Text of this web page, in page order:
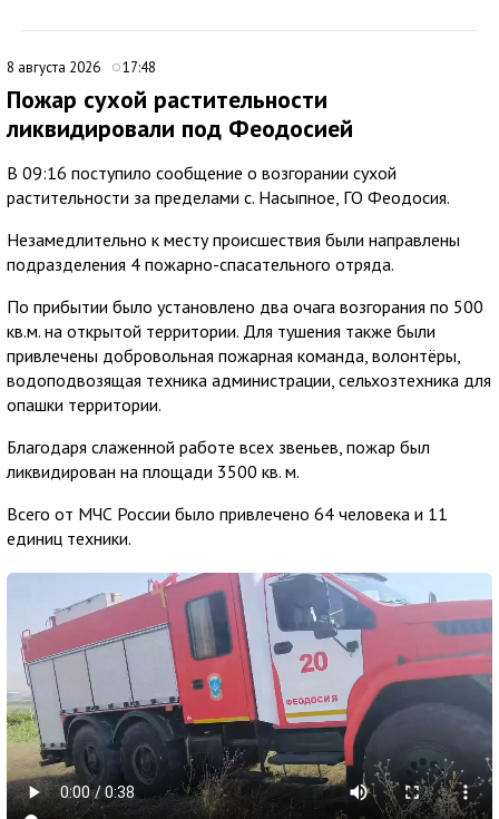
8 августа 2026 17:48
Пожар сухой растительности
ликвидировали под Феодосией
В 09:16 поступило сообщение о возгорании сухой
растительности за пределами с. Насыпное, ГО Феодосия.
Незамедлительно к месту происшествия были направлены
подразделения 4 пожарно-спасательного отряда.
По прибытии было установлено два очага возгорания по 500
кв.м. на открытой территории. Для тушения также были
привлечены добровольная пожарная команда, волонтёры,
водоподвозящая техника администрации, сельхозтехника для
опашки территории.
Благодаря слаженной работе всех звеньев, пожар был
ликвидирован на площади 3500 кв. м.
Всего от МЧС России было привлечено 64 человека и 11
единиц техники.